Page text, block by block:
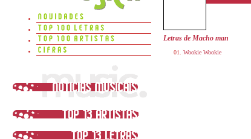
Letras de Macho man
Wookie Wookie